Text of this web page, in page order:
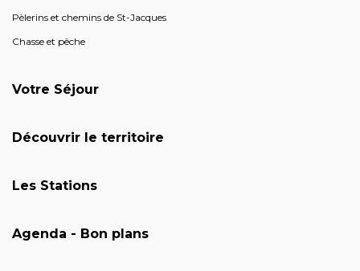
Pèlerins et chemins de St-Jacques
Chasse et pêche
Votre Séjour
Découvrir le territoire
Les Stations
Agenda - Bon plans